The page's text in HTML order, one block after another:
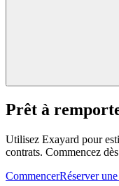
Prêt à
Utilisez Exayard pour
contrats. Commencez
CommencerRéserver